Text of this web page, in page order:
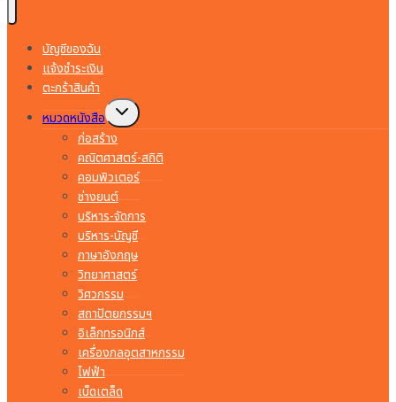
บัญชีของฉัน
แจ้งชำระเงิน
ตะกร้าสินค้า
หมวดหนังสือ
Toggle
child
menu
ก่อสร้าง
คณิตศาสตร์-สถิติ
คอมพิวเตอร์
ช่างยนต์
บริหาร-จัดการ
บริหาร-บัญชี
ภาษาอังกฤษ
วิทยาศาสตร์
วิศวกรรม
สถาปัตยกรรมฯ
อิเล็กทรอนิกส์
เครื่องกลอุตสาหกรรม
ไฟฟ้า
เบ็ดเตล็ด